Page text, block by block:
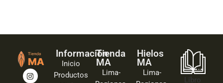
Información
Inicio
Productos
Tienda
MA
Lima-
Hielos
MA
Lima-
Libro